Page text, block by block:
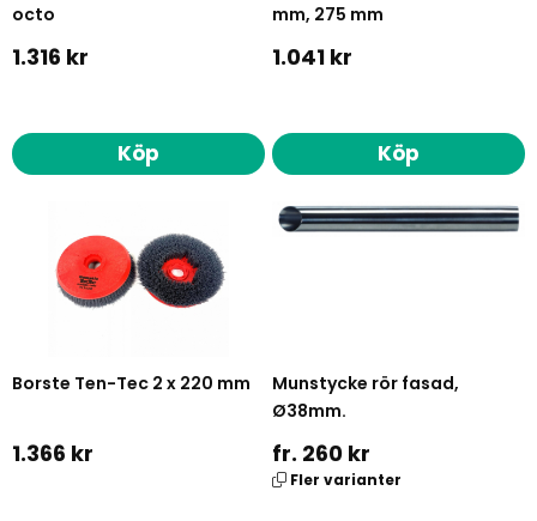
octo
1.316 kr
Köp
mm, 275 mm
1.041 kr
Köp
Borste Ten-Tec 2 x 220 mm
1.366 kr
Munstycke rör fasad,
Ø38mm.
fr. 260 kr
Fler varianter